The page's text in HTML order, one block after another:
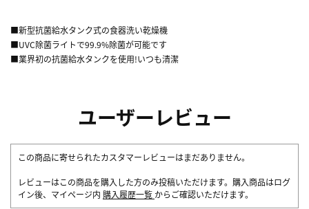
■新型抗菌給水タンク式の食器洗い乾燥機
■UVC除菌ライトで99.9%除菌が可能です
■業界初の抗菌給水タンクを使用!いつも清潔
ユーザーレビュー
この商品に寄せられたカスタマーレビューはまだありません。
レビューはこの商品を購入した方のみ投稿いただけます。購入商品はログ
イン後、マイページ内 購入履歴一覧 からご確認いただけます。